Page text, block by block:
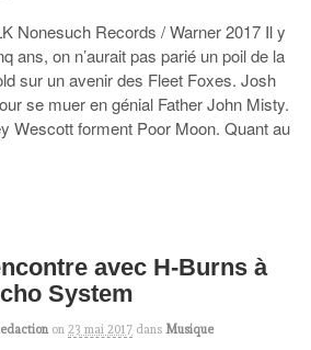
Nonesuch Records / Warner 2017 Il y
ans, on n’aurait pas parié un poil de la
sur un avenir des Fleet Foxes. Josh
se muer en génial Father John Misty.
Wescott forment Poor Moon. Quant au
avec H-Burns à
System
on 23 mai 2017 dans Musique